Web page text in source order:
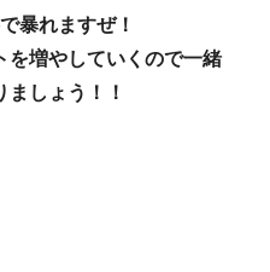
暴れますぜ！
を増やしていくので一緒
ましょう！！